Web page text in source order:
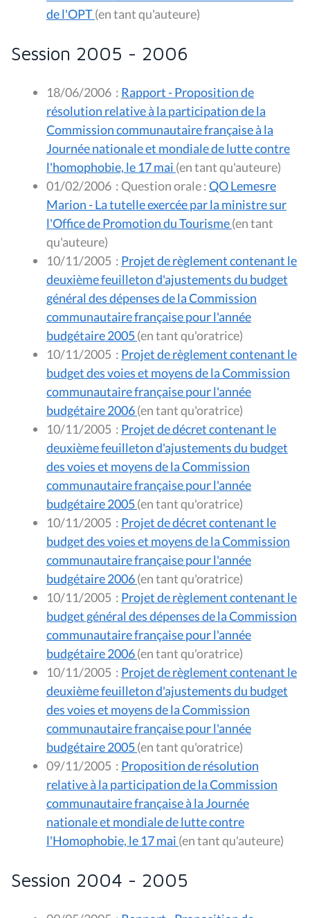
de l'OPT
(en tant qu'auteure)
Session 2005 - 2006
18/06/2006 : Rapport - Proposition de
résolution relative à la participation de la
Commission communautaire française à la
Journée nationale et mondiale de lutte contre
l'homophobie, le 17 mai
(en tant qu'auteure)
01/02/2006 : Question orale :QO Lemesre
Marion - La tutelle exercée par la ministre sur
l'Office de Promotion du Tourisme(en tant
qu'auteure)
10/11/2005 : Projet de règlement contenant le
deuxième feuilleton d'ajustements du budget
général des dépenses de la Commission
communautaire française pour l'année
budgétaire 2005
(en tant qu'oratrice)
10/11/2005 : Projet de règlement contenant le
budget des voies et moyens de la Commission
communautaire française pour l'année
budgétaire 2006
(en tant qu'oratrice)
10/11/2005 : Projet de décret contenant le
deuxième feuilleton d'ajustements du budget
des voies et moyens de la Commission
communautaire française pour l'année
budgétaire 2005
(en tant qu'oratrice)
10/11/2005 : Projet de décret contenant le
budget des voies et moyens de la Commission
communautaire française pour l'année
budgétaire 2006
(en tant qu'oratrice)
10/11/2005 : Projet de règlement contenant le
budget général des dépenses de la Commission
communautaire française pour l'année
budgétaire 2006
(en tant qu'oratrice)
10/11/2005 : Projet de règlement contenant le
deuxième feuilleton d'ajustements du budget
des voies et moyens de la Commission
communautaire française pour l'année
budgétaire 2005
(en tant qu'oratrice)
09/11/2005 : Proposition de résolution
relative à la participation de la Commission
communautaire française à la Journée
nationale et mondiale de lutte contre
l'Homophobie, le 17 mai
(en tant qu'auteure)
Session 2004 - 2005